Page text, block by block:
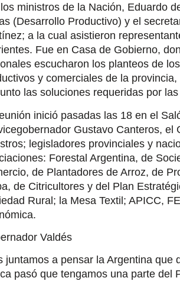
ministros de la Nación, Eduardo
(Desarrollo Productivo) y el
a la cual asistieron
Fue en Casa de Gobierno,
escucharon los planteos de
y comerciales de la
las soluciones requeridas por
inició pasadas las 18 en el
Gustavo Canteros, el
legisladores provinciales y
Forestal Argentina, de
de Plantadores de Arroz, de
de Citricultores y del Plan
Rural; la Mesa Textil; APICC,
Valdés
juntamos a pensar la Argentina que
pasó que tengamos una parte del